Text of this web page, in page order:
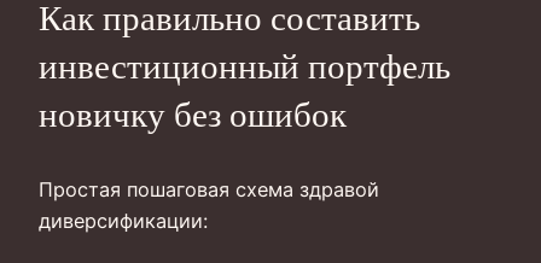
Как правильно составить
инвестиционный портфель
новичку без ошибок
Простая пошаговая схема здравой
диверсификации: